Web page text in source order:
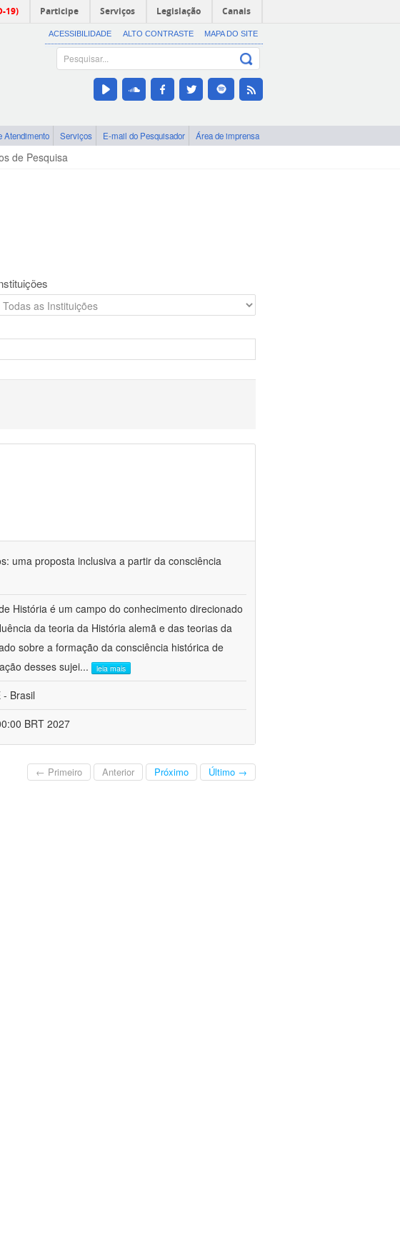
19) Participe Serviços Legislação Canais
ACESSIBILIDADE ALTO CONTRASTE MAPA DO SITE
Atendimento Serviços E-mail do Pesquisador Área de imprensa
de Pesquisa
uma proposta inclusiva a partir da consciência
História é um campo do conhecimento direcionado
da teoria da História alemã e das teorias da
sobre a formação da consciência histórica de
desses sujei... leia mais
Brasil
BRT 2027
← Primeiro Anterior Próximo Último →